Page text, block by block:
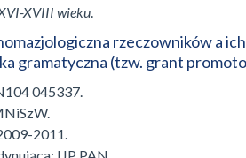
XVIII wieku
rzeczowników a ich
gramatyczna (tzw. grant
045337.
2011.